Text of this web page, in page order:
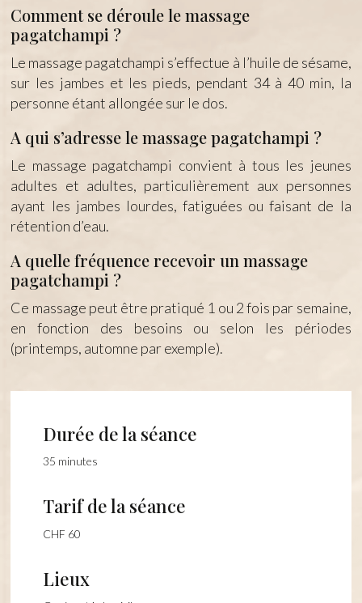
Comment se déroule le massage
pagatchampi ?
Le massage pagatchampi s’effectue à l’huile de sésame,
sur les jambes et les pieds, pendant 34 à 40 min, la
personne étant allongée sur le dos.
A qui s’adresse le massage pagatchampi ?
Le massage pagatchampi convient à tous les jeunes
adultes et adultes, particulièrement aux personnes
ayant les jambes lourdes, fatiguées ou faisant de la
rétention d’eau.
A quelle fréquence recevoir un massage
pagatchampi ?
Ce massage peut être pratiqué 1 ou 2 fois par semaine,
en fonction des besoins ou selon les périodes
(printemps, automne par exemple).
Durée de la séance
35 minutes
Tarif de la séance
CHF 60
Lieux